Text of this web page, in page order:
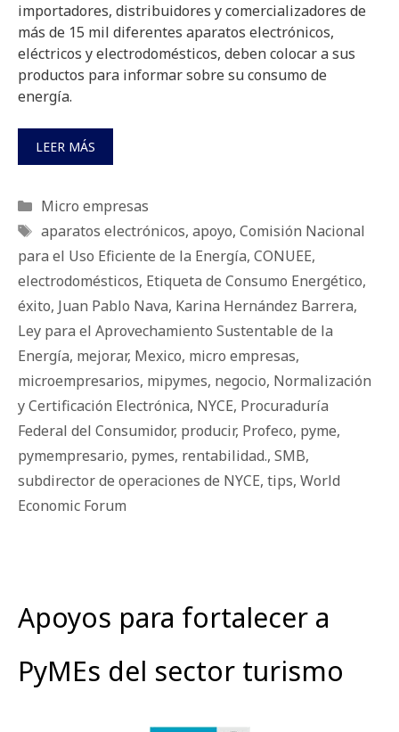
importadores, distribuidores y comercializadores de
más de 15 mil diferentes aparatos electrónicos,
eléctricos y electrodomésticos, deben colocar a sus
productos para informar sobre su consumo de
energía.
LEER MÁS
Categorías
Micro empresas
Etiquetas
aparatos electrónicos, apoyo, Comisión Nacional
para el Uso Eficiente de la Energía, CONUEE,
electrodomésticos, Etiqueta de Consumo Energético,
éxito, Juan Pablo Nava, Karina Hernández Barrera,
Ley para el Aprovechamiento Sustentable de la
Energía, mejorar, Mexico, micro empresas,
microempresarios, mipymes, negocio, Normalización
y Certificación Electrónica, NYCE, Procuraduría
Federal del Consumidor, producir, Profeco, pyme,
pymempresario, pymes, rentabilidad., SMB,
subdirector de operaciones de NYCE, tips, World
Economic Forum
Apoyos para fortalecer a
PyMEs del sector turismo